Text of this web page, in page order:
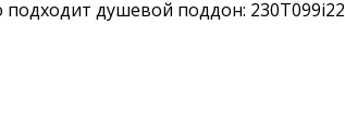
душевой поддон: 230T099i22